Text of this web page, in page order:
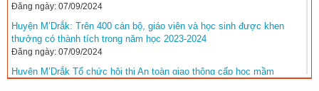
Đăng ngày: 07/09/2024
Huyện M’Drắk: Trên 400 cán bộ, giáo viên và học sinh được khen
thưởng có thành tích trong năm học 2023-2024
Đăng ngày: 07/09/2024
Huyện M’Drắk Tổ chức hội thi An toàn giao thông cấp học mầm